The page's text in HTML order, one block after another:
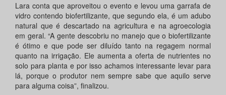
Lara conta que aproveitou o evento e levou uma garrafa de
vidro contendo biofertilizante, que segundo ela, é um adubo
natural que é descartado na agricultura e na agroecologia
em geral. “A gente descobriu no manejo que o biofertilizante
é ótimo e que pode ser diluído tanto na regagem normal
quanto na irrigação. Ele aumenta a oferta de nutrientes no
solo para planta e por isso achamos interessante levar para
lá, porque o produtor nem sempre sabe que aquilo serve
para alguma coisa”, finalizou.